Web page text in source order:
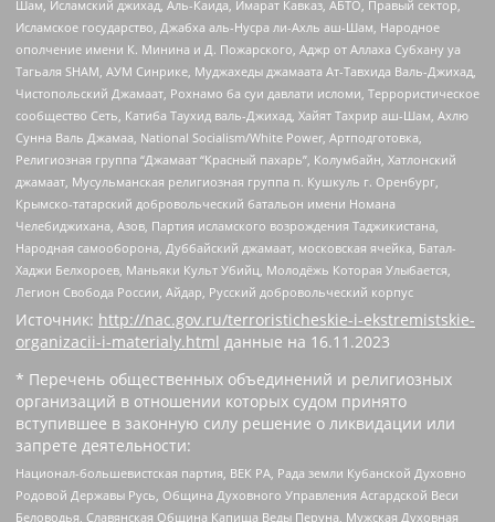
Шам, Исламский джихад, Аль-Каида, Имарат Кавказ, АБТО, Правый сектор,
Исламское государство, Джабха аль-Нусра ли-Ахль аш-Шам, Народное
ополчение имени К. Минина и Д. Пожарского, Аджр от Аллаха Субхану уа
Тагьаля SHAM, АУМ Синрике, Муджахеды джамаата Ат-Тавхида Валь-Джихад,
Чистопольский Джамаат, Рохнамо ба суи давлати исломи, Террористическое
сообщество Сеть, Катиба Таухид валь-Джихад, Хайят Тахрир аш-Шам, Ахлю
Сунна Валь Джамаа, National Socialism/White Power, Артподготовка,
Религиозная группа “Джамаат “Красный пахарь”, Колумбайн, Хатлонский
джамаат, Мусульманская религиозная группа п. Кушкуль г. Оренбург,
Крымско-татарский добровольческий батальон имени Номана
Челебиджихана, Азов, Партия исламского возрождения Таджикистана,
Народная самооборона, Дуббайский джамаат, московская ячейка, Батал-
Хаджи Белхороев, Маньяки Культ Убийц, Молодёжь Которая Улыбается,
Легион Свобода России, Айдар, Русский добровольческий корпус
Источник: http://nac.gov.ru/terroristicheskie-i-ekstremistskie-
organizacii-i-materialy.html данные на 16.11.2023
* Перечень общественных объединений и религиозных
организаций в отношении которых судом принято
вступившее в законную силу решение о ликвидации или
запрете деятельности:
Национал-большевистская партия, ВЕК РА, Рада земли Кубанской Духовно
Родовой Державы Русь, Община Духовного Управления Асгардской Веси
Беловодья, Славянская Община Капища Веды Перуна, Мужская Духовная